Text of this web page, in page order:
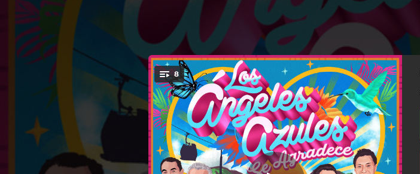
You're all set!
8 Tú Y Tú
Tú Y Tú
03:37
El Amor De Mi Vida
03:05
A Todos Los Rumberos
04:32